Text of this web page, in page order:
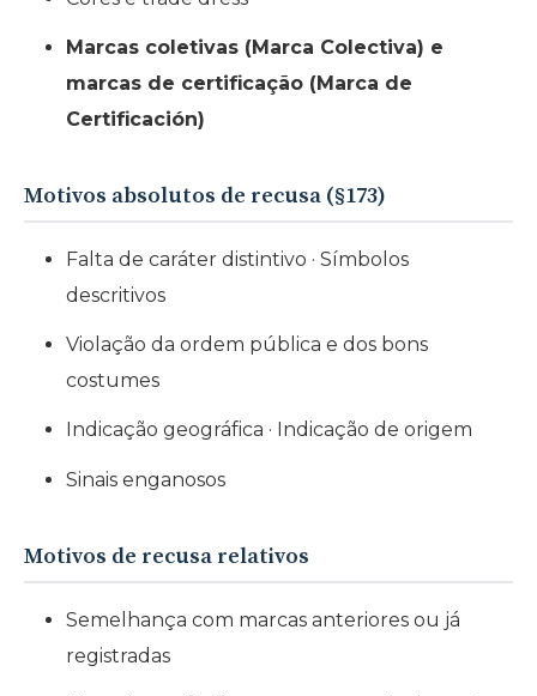
Marcas coletivas (Marca Colectiva) e
marcas de certificação (Marca de
Certificación)
Motivos absolutos de recusa (§173)
Falta de caráter distintivo · Símbolos
descritivos
Violação da ordem pública e dos bons
costumes
Indicação geográfica · Indicação de origem
Sinais enganosos
Motivos de recusa relativos
Semelhança com marcas anteriores ou já
registradas